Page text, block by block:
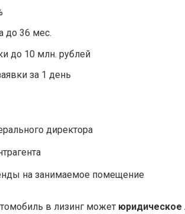
до 36 мес.
до 10 млн. рублей
за 1 день
директора
на занимаемое помещение
в лизинг может юридическое